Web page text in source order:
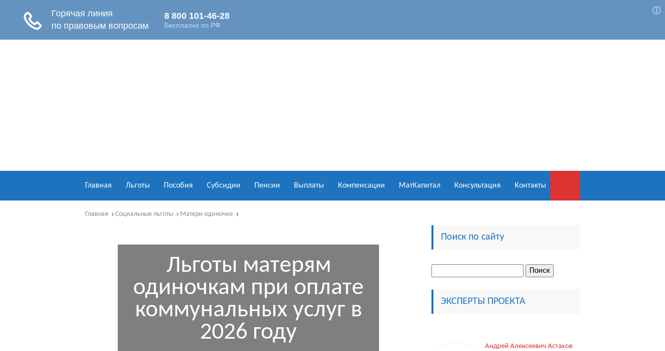
Главная Льготы Пособия Субсидии Пенсии Выплаты Компенсации МатКапитал Консультация Контакты
Главная Социальные льготы Матери одиночке
Льготы матерям
одиночкам при оплате
коммунальных услуг в
2026 году
Поиск по сайту
ЭКСПЕРТЫ ПРОЕКТА
Андрей Алексеевич Астахов